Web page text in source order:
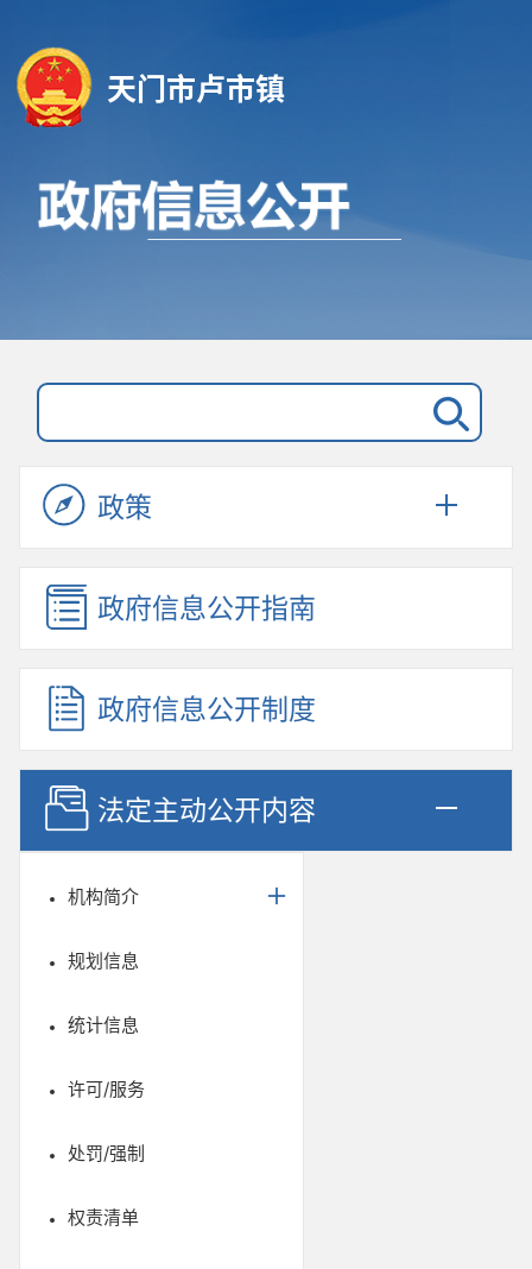
天门市卢市镇
政策
政府信息公开指南
政府信息公开制度
法定主动公开内容
机构简介
规划信息
统计信息
许可/服务
处罚/强制
权责清单